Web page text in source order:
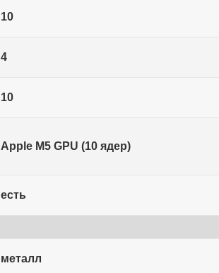
10
4
10
Apple M5 GPU (10 ядер)
есть
металл